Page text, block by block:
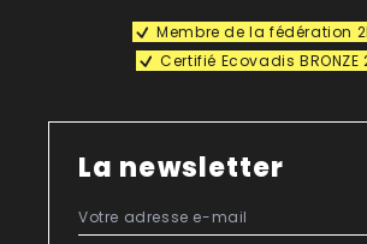
Membre de la fédération
Certifié Ecovadis BRONZE
La newsletter